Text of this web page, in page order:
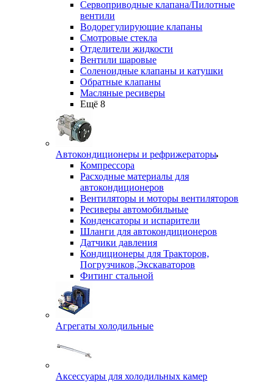
Сервоприводные клапана/Пилотные
вентили
Водорегулирующие клапаны
Смотровые стекла
Отделители жидкости
Вентили шаровые
Соленоидные клапаны и катушки
Обратные клапаны
Масляные ресиверы
Ещё 8
Автокондиционеры и рефрижераторы
Компрессора
Расходные материалы для
автокондиционеров
Вентиляторы и моторы вентиляторов
Ресиверы автомобильные
Конденсаторы и испарители
Шланги для автокондиционеров
Датчики давления
Кондиционеры для Тракторов,
Погрузчиков,Экскаваторов
Фитинг стальной
Агрегаты холодильные
Аксессуары для холодильных камер